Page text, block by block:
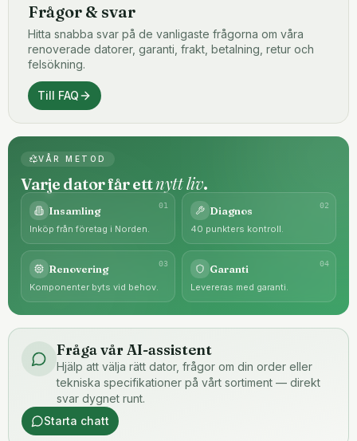
Frågor & svar
Hitta snabba svar på de vanligaste frågorna om våra
renoverade datorer, garanti, frakt, betalning, retur och
felsökning.
Till FAQ
VÅR METOD
Varje dator får ettnytt liv.
01
Insamling
Inköp från företag i Norden.
02
Diagnos
40 punkters kontroll.
03
Renovering
Komponenter byts vid behov.
04
Garanti
Levereras med garanti.
Fråga vår AI-assistent
Hjälp att välja rätt dator, frågor om din order eller
tekniska specifikationer på vårt sortiment — direkt
svar dygnet runt.
Starta chatt